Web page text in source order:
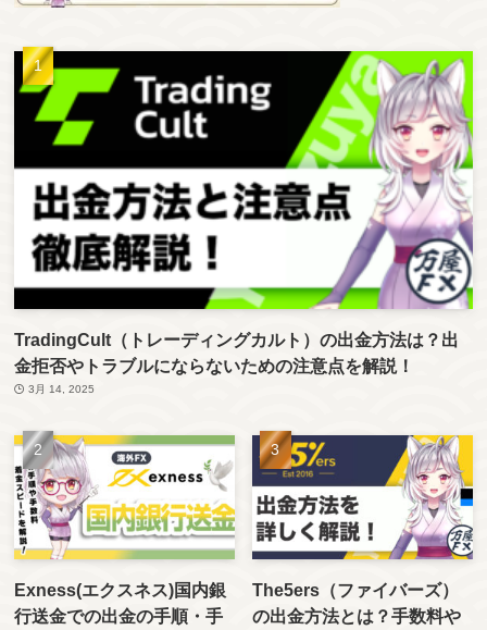
TradingCult（トレーディングカルト）の出金方法は？出
金拒否やトラブルにならないための注意点を解説！
3月 14, 2025
Exness(エクスネス)国内銀
行送金での出金の手順・手
The5ers（ファイバーズ）
の出金方法とは？手数料や